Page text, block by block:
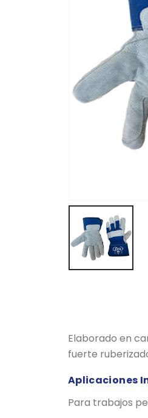
Elaborado en
fuerte
Aplicaciones
Para trabajos